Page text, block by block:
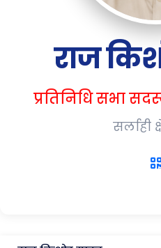
राज
प्रतिनिधि सभा
सर्लाही